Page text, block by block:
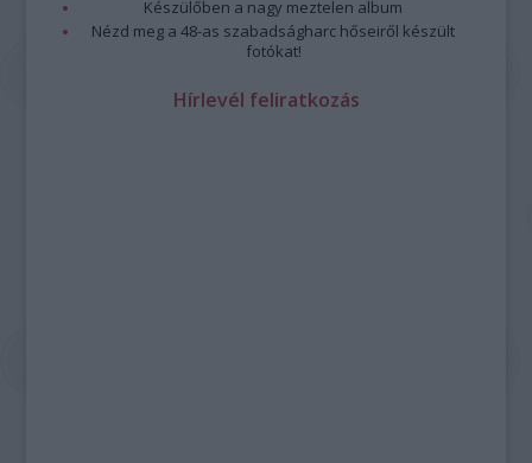
Készülőben a nagy meztelen album
Nézd meg a 48-as szabadságharc hőseiről készült
fotókat!
Hírlevél feliratkozás